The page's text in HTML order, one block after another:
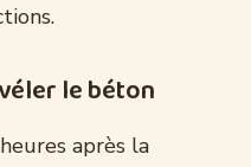
le béton
après la